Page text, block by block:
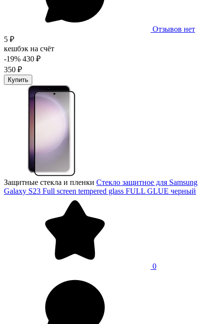
Отзывов нет
5 ₽
кешбэк на счёт
-19% 430 ₽
350 ₽
Купить
Защитные стекла и пленки Стекло защитное для Samsung
Galaxy S23 Full screen tempered glass FULL GLUE черный
0